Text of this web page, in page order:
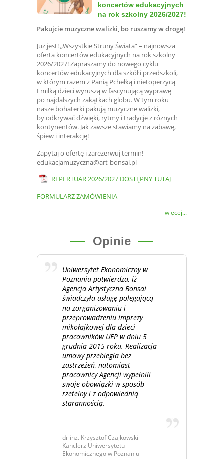
koncertów edukacyjnych
na rok szkolny 2026/2027!
Pakujcie muzyczne walizki, bo ruszamy w drogę!
Już jest! „Wszystkie Struny Świata” – najnowsza
oferta koncertów edukacyjnych na rok szkolny
2026/2027! Zapraszamy do nowego cyklu
koncertów edukacyjnych dla szkół i przedszkoli,
w którym razem z Panią Pchełką i nietoperzycą
Emilką dzieci wyruszą w fascynującą wyprawę
po najdalszych zakątkach globu. W tym roku
nasze bohaterki pakują muzyczne walizki,
by odkrywać dźwięki, rytmy i tradycje z różnych
kontynentów. Jak zawsze stawiamy na zabawę,
śpiew i interakcję!
Zapytaj o ofertę i zarezerwuj termin!
edukacjamuzyczna@art-bonsai.pl
REPERTUAR 2026/2027 DOSTĘPNY TUTAJ
FORMULARZ ZAMÓWIENIA
więcej...
Opinie
Uniwersytet Ekonomiczny w
Poznaniu potwierdza, iż
Agencja Artystyczna Bonsai
świadczyła usługę polegającą
na zorganizowaniu i
przeprowadzeniu imprezy
mikołajkowej dla dzieci
pracowników UEP w dniu 5
grudnia 2015 roku. Realizacja
umowy przebiegła bez
zastrzeżeń, natomiast
pracownicy Agencji wypełnili
swoje obowiązki w sposób
rzetelny i z odpowiednią
starannością.
dr inż. Krzysztof Czajkowski
Kanclerz Uniwersytetu
Ekonomicznego w Poznaniu